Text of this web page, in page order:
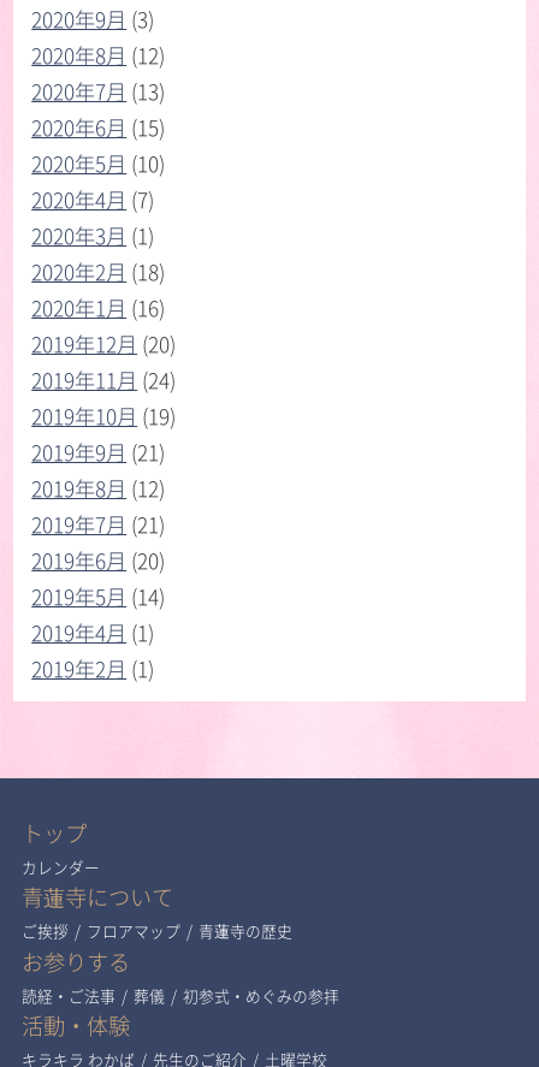
2020年9月 (3)
2020年8月 (12)
2020年7月 (13)
2020年6月 (15)
2020年5月 (10)
2020年4月 (7)
2020年3月 (1)
2020年2月 (18)
2020年1月 (16)
2019年12月 (20)
2019年11月 (24)
2019年10月 (19)
2019年9月 (21)
2019年8月 (12)
2019年7月 (21)
2019年6月 (20)
2019年5月 (14)
2019年4月 (1)
2019年2月 (1)
トップ
カレンダー
青蓮寺について
ご挨拶 / フロアマップ / 青蓮寺の歴史
お参りする
読経・ご法事 / 葬儀 / 初参式・めぐみの参拝
活動・体験
キラキラ わかば / 先生のご紹介 / 土曜学校